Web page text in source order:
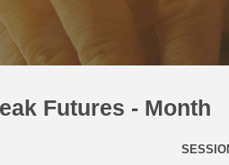
Futures - Month